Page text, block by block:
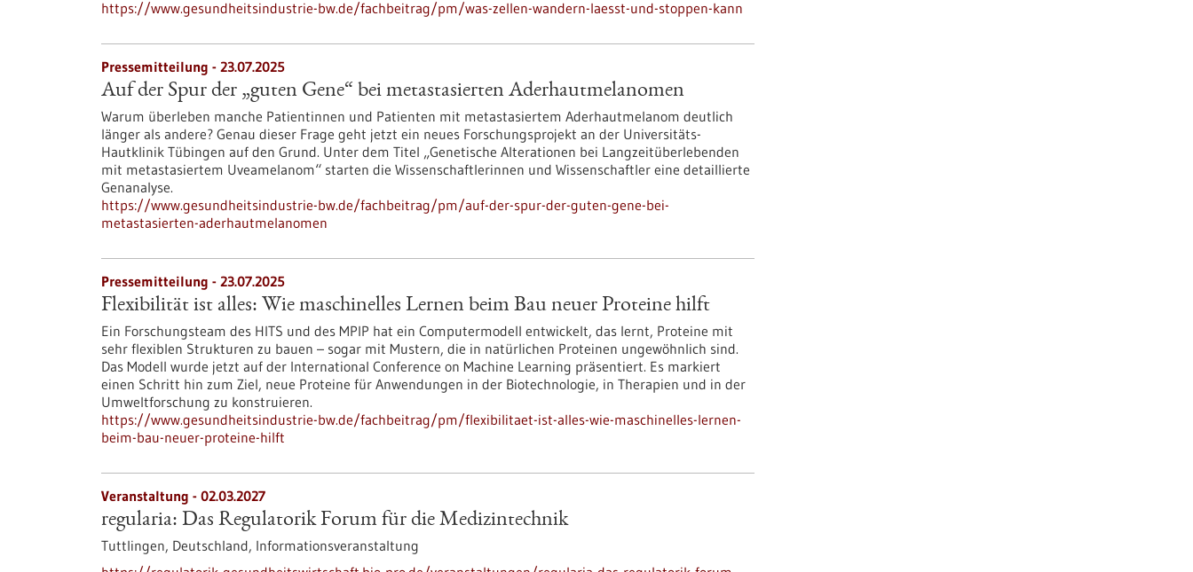
https://www.gesundheitsindustrie-bw.de/fachbeitrag/pm/was-zellen-wandern-laesst-und-stoppen-kann
Pressemitteilung - 23.07.2025
Auf der Spur der „guten Gene“ bei metastasierten Aderhautmelanomen
Warum überleben manche Patientinnen und Patienten mit metastasiertem Aderhautmelanom deutlich
länger als andere? Genau dieser Frage geht jetzt ein neues Forschungsprojekt an der Universitäts-
Hautklinik Tübingen auf den Grund. Unter dem Titel „Genetische Alterationen bei Langzeitüberlebenden
mit metastasiertem Uveamelanom“ starten die Wissenschaftlerinnen und Wissenschaftler eine detaillierte
Genanalyse.
https://www.gesundheitsindustrie-bw.de/fachbeitrag/pm/auf-der-spur-der-guten-gene-bei-
metastasierten-aderhautmelanomen
Pressemitteilung - 23.07.2025
Flexibilität ist alles: Wie maschinelles Lernen beim Bau neuer Proteine hilft
Ein Forschungsteam des HITS und des MPIP hat ein Computermodell entwickelt, das lernt, Proteine mit
sehr flexiblen Strukturen zu bauen – sogar mit Mustern, die in natürlichen Proteinen ungewöhnlich sind.
Das Modell wurde jetzt auf der International Conference on Machine Learning präsentiert. Es markiert
einen Schritt hin zum Ziel, neue Proteine für Anwendungen in der Biotechnologie, in Therapien und in der
Umweltforschung zu konstruieren.
https://www.gesundheitsindustrie-bw.de/fachbeitrag/pm/flexibilitaet-ist-alles-wie-maschinelles-lernen-
beim-bau-neuer-proteine-hilft
Veranstaltung - 02.03.2027
regularia: Das Regulatorik Forum für die Medizintechnik
Tuttlingen, Deutschland, Informationsveranstaltung